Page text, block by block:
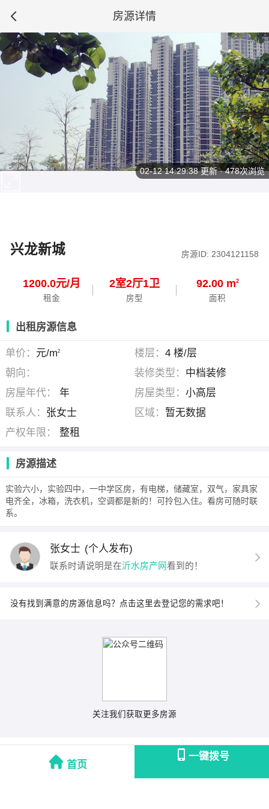
房源详情
兴龙新城 房源ID: 2304121158
1200.0元/月
租金
2室2厅1卫
房型
92.00 m2
面积
首页
一键拨号
02-12 14:29:38更新 · 478次浏览
出租房源信息
单价： 元/m2 楼层： 4 楼/层
朝向：
装修类型： 中档装修
房屋年代：
年 房屋类型： 小高层
联系人： 张女士 区域： 暂无数据
产权年限：
整租
房源描述
实验六小，实验四中，一中学区房，有电梯，储藏室，双气，家具家
电齐全，冰箱，洗衣机，空调都是新的！可拎包入住。看房可随时联
系。
张女士 (个人发布)
联系时请说明是在沂水房产网看到的！
没有找到满意的房源信息吗？点击这里去登记您的需求吧！
关注我们获取更多房源